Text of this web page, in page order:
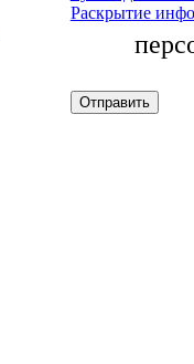
Раскрытие